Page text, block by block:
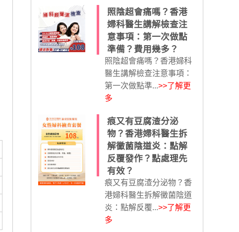
照陰超會痛嗎？香港
婦科醫生講解檢查注
意事項：第一次做點
準備？費用幾多？
照陰超會痛嗎？香港婦科
醫生講解檢查注意事項：
第一次做點準...>>了解更
多
痕又有豆腐渣分泌
物？香港婦科醫生拆
解黴菌陰道炎：點解
反覆發作？點處理先
有效？
痕又有豆腐渣分泌物？香
港婦科醫生拆解黴菌陰道
炎：點解反覆...>>了解更
多